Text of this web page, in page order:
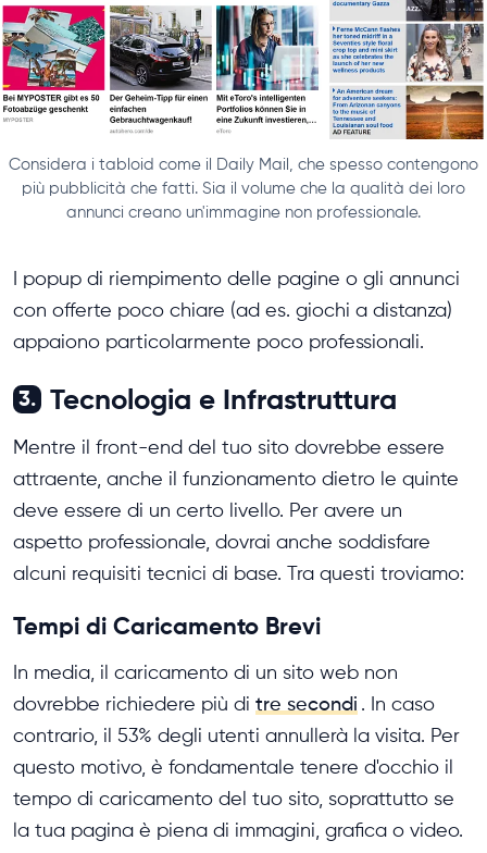
Considera i tabloid come il Daily Mail, che spesso contengono
più pubblicità che fatti. Sia il volume che la qualità dei loro
annunci creano un'immagine non professionale.
I popup di riempimento delle pagine o gli annunci
con offerte poco chiare (ad es. giochi a distanza)
appaiono particolarmente poco professionali.
3. Tecnologia e Infrastruttura
Mentre il front-end del tuo sito dovrebbe essere
attraente, anche il funzionamento dietro le quinte
deve essere di un certo livello. Per avere un
aspetto professionale, dovrai anche soddisfare
alcuni requisiti tecnici di base. Tra questi troviamo:
Tempi di Caricamento Brevi
In media, il caricamento di un sito web non
dovrebbe richiedere più di tre secondi . In caso
contrario, il 53% degli utenti annullerà la visita. Per
questo motivo, è fondamentale tenere d'occhio il
tempo di caricamento del tuo sito, soprattutto se
la tua pagina è piena di immagini, grafica o video.